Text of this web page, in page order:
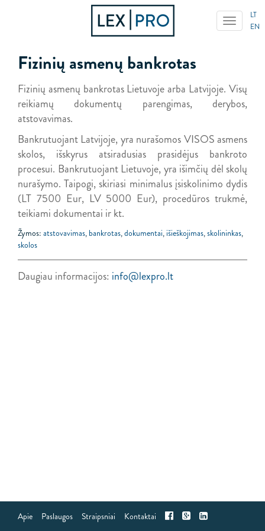
LT
EN
Fizinių asmenų bankrotas
Fizinių asmenų bankrotas Lietuvoje arba Latvijoje. Visų
reikiamų dokumentų parengimas, derybos,
atstovavimas.
Bankrutuojant Latvijoje, yra nurašomos VISOS asmens
skolos, išskyrus atsiradusias prasidėjus bankroto
procesui. Bankrutuojant Lietuvoje, yra išimčių dėl skolų
nurašymo. Taipogi, skiriasi minimalus įsiskolinimo dydis
(LT 7500 Eur, LV 5000 Eur), procedūros trukmė,
teikiami dokumentai ir kt.
Žymos: atstovavimas, bankrotas,dokumentai,išieškojimas,skolininkas,
skolos
Daugiau informacijos: info@lexpro.lt
Apie Paslaugos Straipsniai Kontaktai